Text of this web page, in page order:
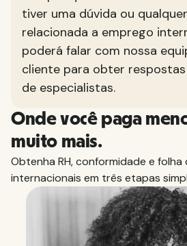
tiver uma dúvida ou
relacionada a emprego
poderá falar com nossa
cliente para obter
de especialistas.
Onde você paga
muito mais.
Obtenha RH, conformidade e
internacionais em três etapas